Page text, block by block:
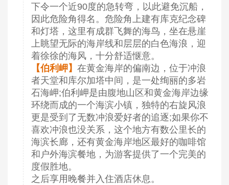
下令一个近90度的急转弯，以此避免沉船，
因此危险角得名。危险角上建有库克纪念碑
和灯塔，这里有成群飞舞的海鸟，坐在悬崖
上眺望无际的海岸线和层层的白色海浪，迎
着徐徐的海风，十分舒适惬意。
【伯利岬】 在黄金海岸的偏南边，位于冲浪
者天堂和库尔加塔中间，是一处绚丽的多岩
石海岬;伯利岬是由腹地山区和黄金海岸边缘
环绕而成的一个海滨小镇，独特的右旋风浪
更是受到了无数冲浪爱好者的追逐;如果你不
喜欢冲浪也没关系，这个地方有数公里长的
海滨长廊，还有黄金海岸地区最好的咖啡馆
和户外海滨餐地，为游客提供了一个完美的
度假胜地。
之后享用晚餐并入住酒店休息。